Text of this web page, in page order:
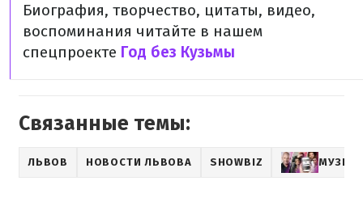
Биография, творчество, цитаты, видео,
воспоминания читайте в нашем
спецпроекте Год без Кузьмы
Связанные темы:
ЛЬВОВ НОВОСТИ ЛЬВОВА SHOWBIZ